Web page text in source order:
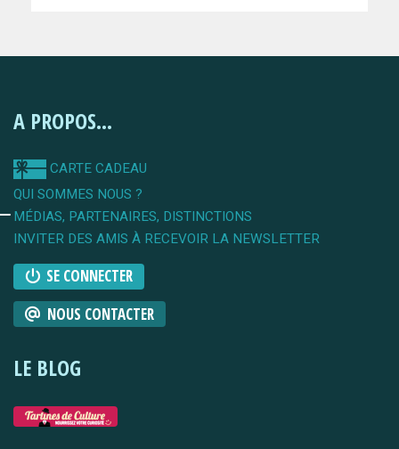
A PROPOS...
CARTE CADEAU
QUI SOMMES NOUS ?
MÉDIAS, PARTENAIRES, DISTINCTIONS
INVITER DES AMIS À RECEVOIR LA NEWSLETTER
SE CONNECTER
NOUS CONTACTER
LE BLOG